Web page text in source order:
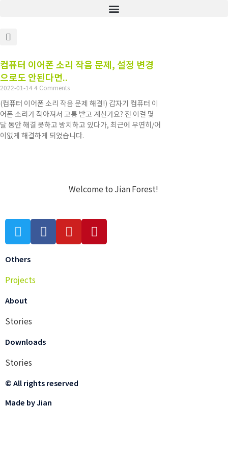
컴퓨터 이어폰 소리 작음 문제, 설정 변경
으로도 안된다면..
2022-01-14 4 Comments
(컴퓨터 이어폰 소리 작음 문제 해결!) 갑자기 컴퓨터 이
어폰 소리가 작아져서 고통 받고 계신가요? 전 이걸 몇
달 동안 해결 못하고 방치하고 있다가, 최근에 우연히/어
이없게 해결하게 되었습니다.
Welcome to Jian Forest!
Others
Projects
About
Stories
Downloads
Stories
© All rights reserved
Made by Jian